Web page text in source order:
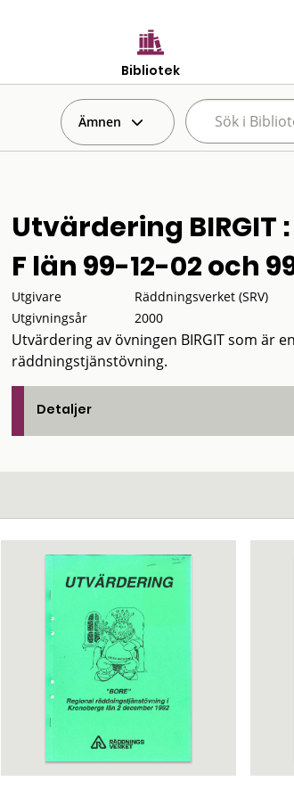
Bibliotek
Ämnen
Utvärdering
F län 99-12-02 och
Utgivare
Räddningsverket (SRV)
Utgivningsår
2000
Utvärdering av övningen BIRGIT som är
räddningstjänstövning.
Detaljer